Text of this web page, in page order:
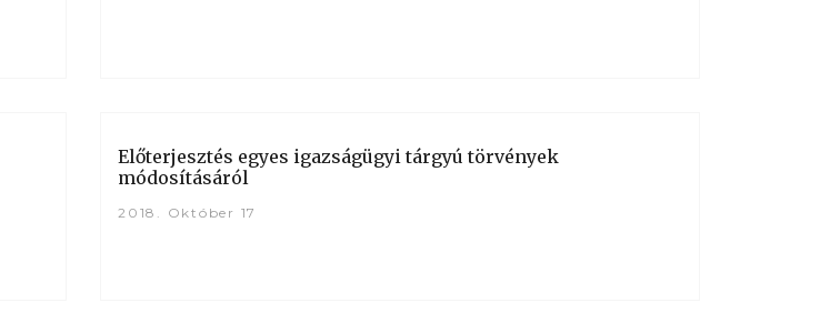
Előterjesztés egyes igazságügyi tárgyú törvények
módosításáról
2018. Október 17